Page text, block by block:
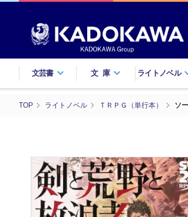
文芸書 文庫 ライトノベル
TOP ライトノベル ＴＲＰＧ（単行本） ソ